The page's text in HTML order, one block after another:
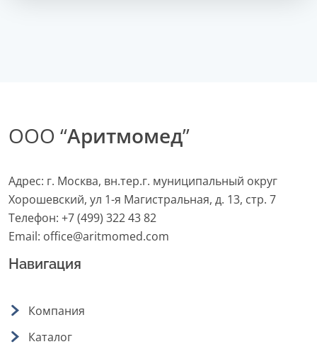
ООО “Аритмомед”
Адрес: г. Москва, вн.тер.г. муниципальный округ
Хорошевский, ул 1-я Магистральная, д. 13, стр. 7
Телефон: +7 (499) 322 43 82
Email: office@aritmomed.com
Навигация
Компания
Каталог